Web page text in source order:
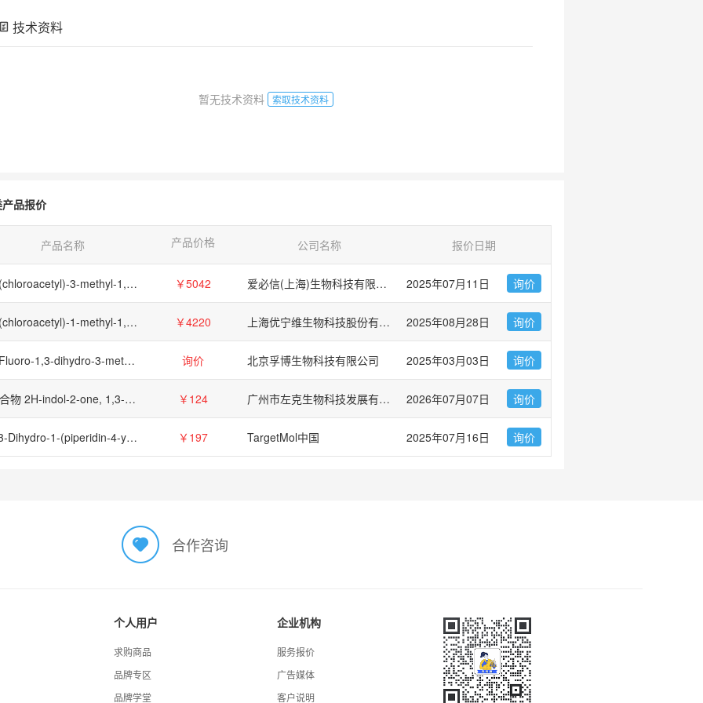
技术资料
暂无技术资料 索取技术资料
品报价
产品名称 产品价格 公司名称 报价日期
5-(chloroacetyl)-3-methyl-1,3-dihydro-2H-indol-2-one ￥5042 爱必信(上海)生物科技有限公司 2025年07月11日 询价
5-(chloroacetyl)-1-methyl-1,3-dihydro-2H-indol-2-one ￥4220 上海优宁维生物科技股份有限公司 2025年08月28日 询价
5-Fluoro-1,3-dihydro-3-methyl-2H-indol-2-one 询价 北京孚博生物科技有限公司 2025年03月03日 询价
化合物 2H-indol-2-one, 1,3-dihydro-3-(2-pyridinylmethyl)-【3367-84-8】 ￥124 广州市左克生物科技发展有限公司 2026年07月07日 询价
1,3-Dihydro-1-(piperidin-4-yl)(2H)indol-2-one ￥197 TargetMol中国 2025年07月16日 询价
合作咨询
个人用户
求购商品
品牌专区
品牌学堂
企业机构
服务报价
广告媒体
客户说明